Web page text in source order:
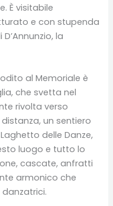
È visitabile
e con stupenda
la
al Memoriale è
che svetta nel
rivolta verso
un sentiero
delle Danze,
luogo e tutto lo
cascate, anfratti
armonico che